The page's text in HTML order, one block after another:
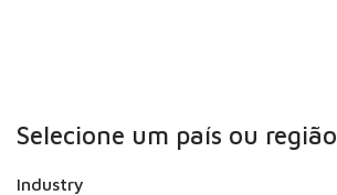
Selecione um país ou região
Industry